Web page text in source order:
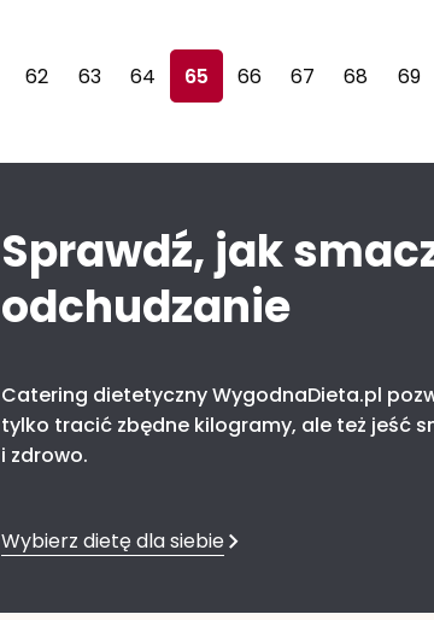
62 63 64 65 66 67 68 69
Sprawdź, jak
odchudzanie
Catering dietetyczny WygodnaDieta.pl
tylko tracić zbędne kilogramy, ale też jeść
i zdrowo.
Wybierz dietę dla siebie